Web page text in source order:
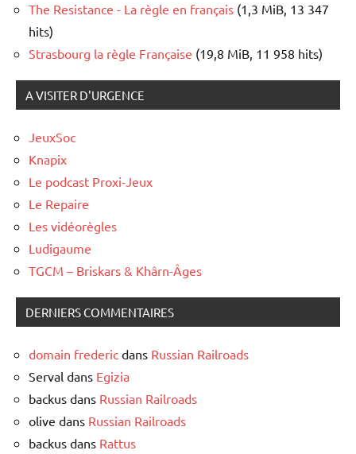
The Resistance - La règle en français (1,3 MiB, 13 347
hits)
Strasbourg la règle Française (19,8 MiB, 11 958 hits)
A VISITER D'URGENCE
JeuxSoc
Knapix
Le podcast Proxi-Jeux
Le Repaire
Les vidéorègles
Ludigaume
TGCM – Briskars & Khârn-Âges
DERNIERS COMMENTAIRES
domain frederic dans Russian Railroads
Serval dans Egizia
backus dans Russian Railroads
olive dans Russian Railroads
backus dans Rattus